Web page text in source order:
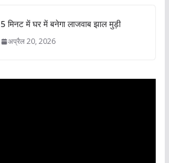
5 मिनट में घर में बनेगा लाजवाब झाल मुड़ी
अप्रैल 20, 2026